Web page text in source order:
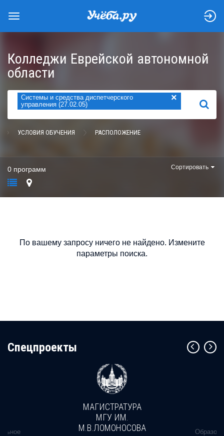
Колледжи Еврейской автономной
области
Системы и средства диспетчерского
управления (27.02.05)
×
НАЙТИ
УСЛОВИЯ ОБУЧЕНИЯ РАСПОЛОЖЕНИЕ
0 программ Сортировать
По вашему запросу ничего не найдено. Измените
параметры поиска.
Cпецпроекты
МАГИСТРАТУРА
МГУ ИМ.
М.В.ЛОМОНОСОВА